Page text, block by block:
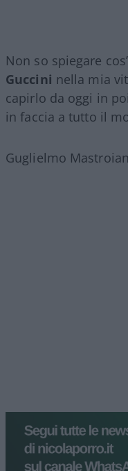
Non so spiegare
Guccini nella mia
capirlo da oggi in
in faccia a tutto il
Guglielmo